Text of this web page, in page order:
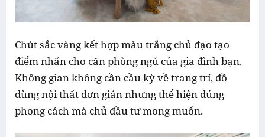
Chút sắc vàng kết hợp màu trắng chủ đạo tạo
điểm nhấn cho căn phòng ngủ của gia đình bạn.
Không gian không cần cầu kỳ về trang trí, đồ
dùng nội thất đơn giản nhưng thể hiện đúng
phong cách mà chủ đầu tư mong muốn.